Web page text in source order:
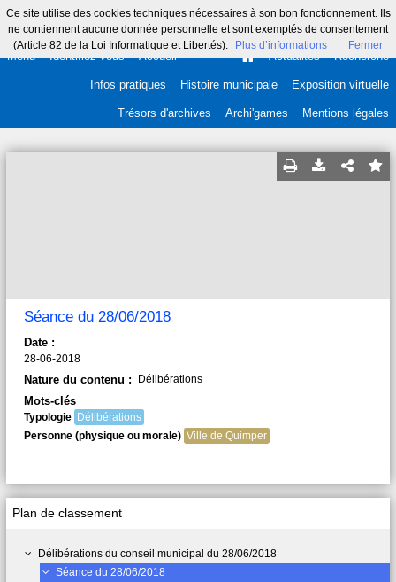
Ce site utilise des cookies techniques nécessaires à son bon fonctionnement. Ils
ne contiennent aucune donnée personnelle et sont exemptés de consentement
(Article 82 de la Loi Informatique et Libertés).
Plus d’informations Fermer
Menu Identifiez-vous Accueil Actualités Recherche
Infos pratiques Histoire municipale Exposition virtuelle
Trésors d'archives Archi'games Mentions légales
Plan de classement
Délibérations du conseil municipal du 28/06/2018
Séance du 28/06/2018
Séance du 28/06/2018
Date :
28-06-2018
Nature du contenu : Délibérations
Mots-clés
Typologie Délibérations
Personne (physique ou morale) Ville de Quimper